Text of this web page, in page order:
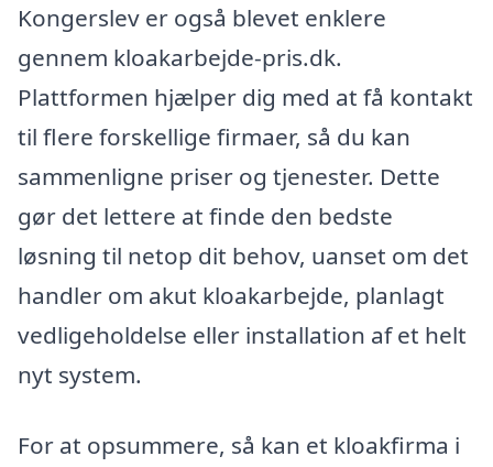
Kongerslev er også blevet enklere
gennem kloakarbejde-pris.dk.
Plattformen hjælper dig med at få kontakt
til flere forskellige firmaer, så du kan
sammenligne priser og tjenester. Dette
gør det lettere at finde den bedste
løsning til netop dit behov, uanset om det
handler om akut kloakarbejde, planlagt
vedligeholdelse eller installation af et helt
nyt system.
For at opsummere, så kan et kloakfirma i